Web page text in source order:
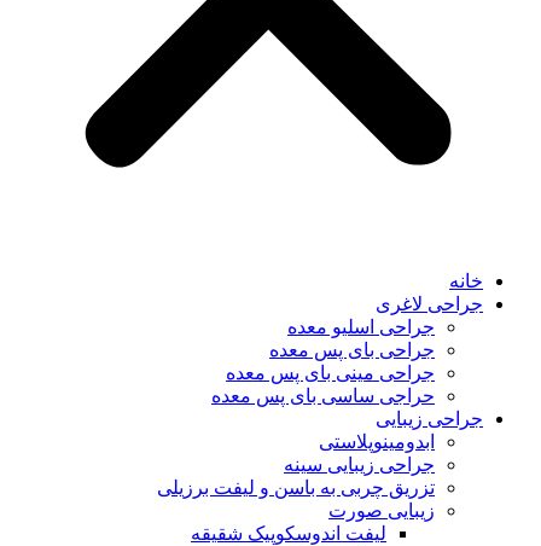
خانه
جراحی لاغری
جراحی اسلیو معده
جراحی بای پس معده
جراحی مینی بای پس معده
حراجی ساسی بای پس معده
جراحی زیبایی
ابدومینوپلاستی
جراحی زیبایی سینه
تزریق چربی به باسن و لیفت برزیلی
زیبایی صورت
لیفت اندوسکوپیک شقیقه